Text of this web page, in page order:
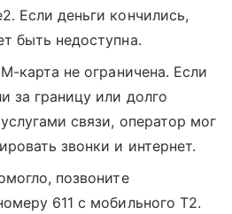
Если деньги кончились,
быть недоступна.
карта не ограничена. Если
за границу или долго
связи, оператор мог
звонки и интернет.
позвоните
611 с мобильного T2.